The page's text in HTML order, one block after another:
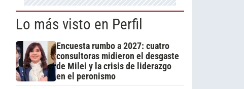
Lo más visto en Perfil
Encuesta rumbo a 2027: cuatro
consultoras midieron el desgaste
de Milei y la crisis de liderazgo
en el peronismo